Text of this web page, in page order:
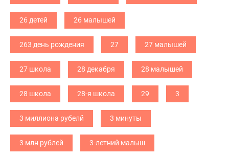
26 детей 26 малышей
263 день рождения 27 27 малышей
27 школа 28 декабря 28 малышей
28 школа 28-я школа 29 3
3 миллиона рубелй 3 минуты
3 млн рублей 3-летний малыш